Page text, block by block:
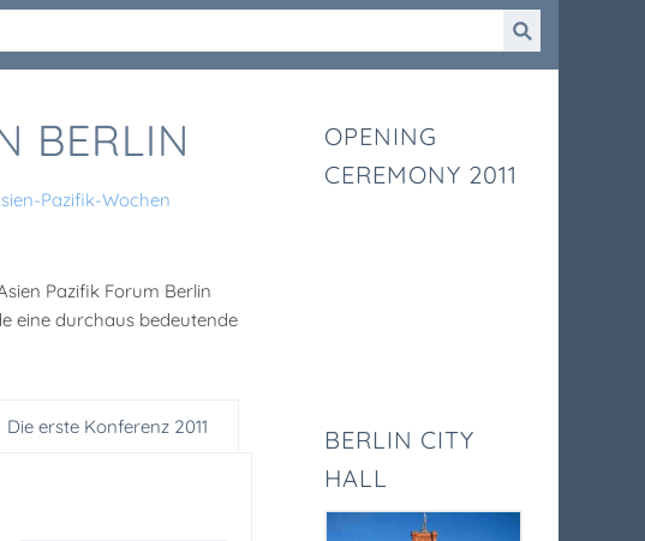
BERLIN
Pazifik-Wochen
Pazifik Forum Berlin
eine durchaus bedeutende
Die erste Konferenz 2011
OPENING
CEREMONY 2011
BERLIN CITY
HALL